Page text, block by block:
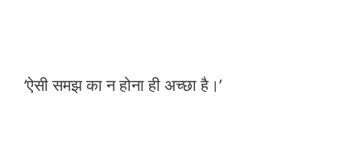
‘ऐसी समझ का न होना ही अच्छा है।’